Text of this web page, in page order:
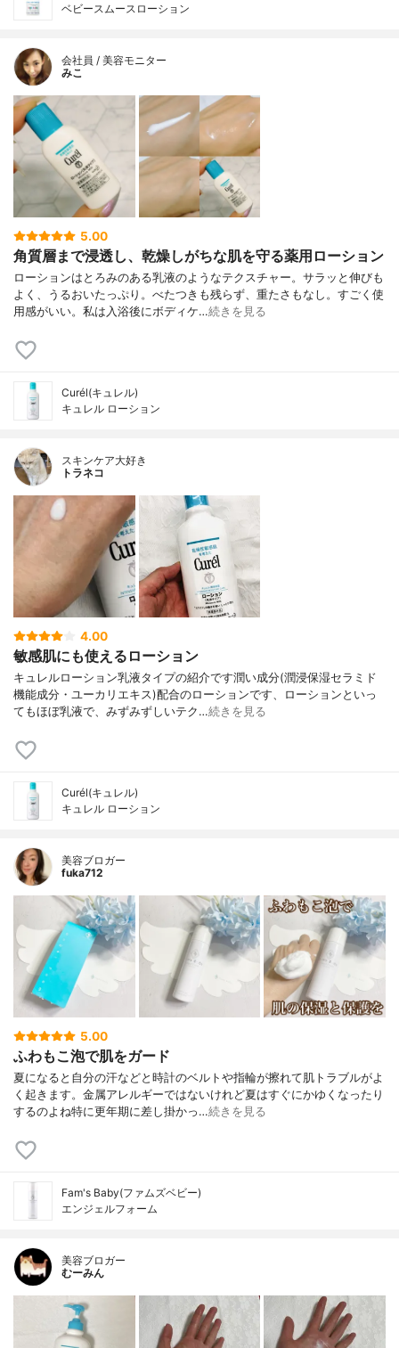
ベビースムースローション
会社員 / 美容モニター
みこ
5.00
角質層まで浸透し、乾燥しがちな肌を守る薬用ローション
ローションはとろみのある乳液のようなテクスチャー。サラッと伸びも
よく、うるおいたっぷり。べたつきも残らず、重たさもなし。すごく使
用感がいい。私は入浴後にボディケ…続きを見る
Curél(キュレル)
キュレル ローション
スキンケア大好き
トラネコ
4.00
敏感肌にも使えるローション
キュレルローション乳液タイプの紹介です潤い成分(潤浸保湿セラミド
機能成分・ユーカリエキス)配合のローションです、ローションといっ
てもほぼ乳液で、みずみずしいテク…続きを見る
Curél(キュレル)
キュレル ローション
美容ブロガー
fuka712
5.00
ふわもこ泡で肌をガード
夏になると自分の汗などと時計のベルトや指輪が擦れて肌トラブルがよ
く起きます。金属アレルギーではないけれど夏はすぐにかゆくなったり
するのよね特に更年期に差し掛かっ…続きを見る
Fam's Baby(ファムズベビー)
エンジェルフォーム
美容ブロガー
むーみん